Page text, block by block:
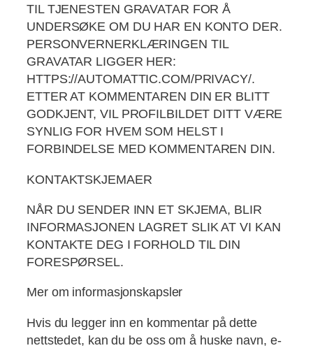
TIL TJENESTEN GRAVATAR FOR Å
UNDERSØKE OM DU HAR EN KONTO DER.
PERSONVERNERKLÆRINGEN TIL
GRAVATAR LIGGER HER:
HTTPS://AUTOMATTIC.COM/PRIVACY/.
ETTER AT KOMMENTAREN DIN ER BLITT
GODKJENT, VIL PROFILBILDET DITT VÆRE
SYNLIG FOR HVEM SOM HELST I
FORBINDELSE MED KOMMENTAREN DIN.
KONTAKTSKJEMAER
NÅR DU SENDER INN ET SKJEMA, BLIR
INFORMASJONEN LAGRET SLIK AT VI KAN
KONTAKTE DEG I FORHOLD TIL DIN
FORESPØRSEL.
Mer om informasjonskapsler
Hvis du legger inn en kommentar på dette
nettstedet, kan du be oss om å huske navn, e-